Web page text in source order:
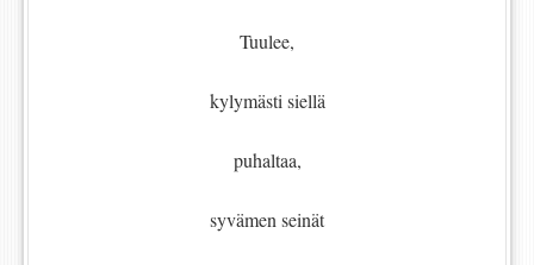
Tuulee,
kylymästi siellä
puhaltaa,
syvämen seinät